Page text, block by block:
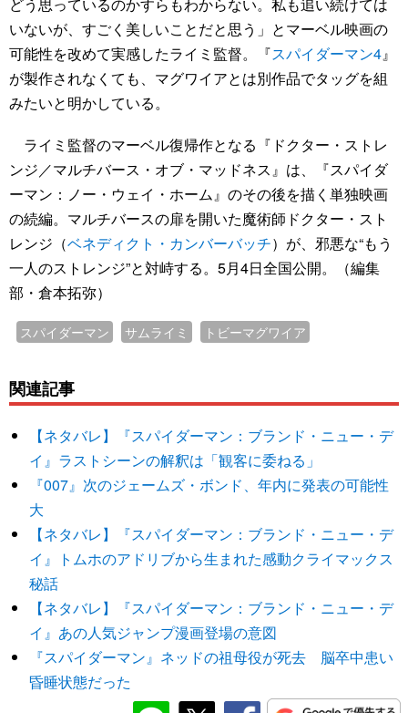
いないが、すごく美しいことだと思う」とマーベル映画の
可能性を改めて実感したライミ監督。『スパイダーマン4』
が製作されなくても、マグワイアとは別作品でタッグを組
みたいと明かしている。
ライミ監督のマーベル復帰作となる『ドクター・ストレ
ンジ／マルチバース・オブ・マッドネス』は、『スパイダ
ーマン：ノー・ウェイ・ホーム』のその後を描く単独映画
の続編。マルチバースの扉を開いた魔術師ドクター・スト
レンジ（ベネディクト・カンバーバッチ）が、邪悪な“もう
一人のストレンジ”と対峙する。5月4日全国公開。（編集
部・倉本拓弥）
スパイダーマン サムライミ トビーマグワイア
関連記事
【ネタバレ】『スパイダーマン：ブランド・ニュー・デ
イ』ラストシーンの解釈は「観客に委ねる」
『007』次のジェームズ・ボンド、年内に発表の可能性
大
【ネタバレ】『スパイダーマン：ブランド・ニュー・デ
イ』トムホのアドリブから生まれた感動クライマックス
秘話
【ネタバレ】『スパイダーマン：ブランド・ニュー・デ
イ』あの人気ジャンプ漫画登場の意図
『スパイダーマン』ネッドの祖母役が死去 脳卒中患い
昏睡状態だった